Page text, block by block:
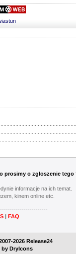
prosimy o zgłoszenie tego
informacje na ich temat.
kinem online etc.
FAQ
2026 Release24
by DryIcons